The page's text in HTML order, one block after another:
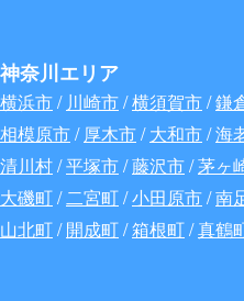
神奈川エリア
横浜市/ 川崎市/横須賀市/鎌
相模原市/厚木市/大和市/海
清川村/平塚市/藤沢市/茅ヶ
大磯町/二宮町/小田原市/南
山北町/開成町/箱根町/真鶴